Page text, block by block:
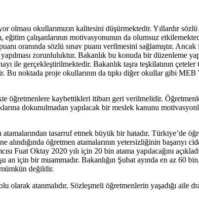
okullarımızın kalitesini düşürmektedir. Yıllardır
çalışanlarının motivasyonunun da olumsuz
oranında sözlü sınav puanı verilmesini sağlamıştır.
zorunluluktur. Bakanlık bu konuda bir düzenleme
ile gerçekleştirilmektedir. Bakanlık taşra teşkilatının
Bu noktada proje okullarının da tıpkı diğer okullar gibi
öğretmenlere kaybettikleri itibarı geri verilmelidir.
dokunulmadan yapılacak bir meslek kanunu
tasarruf etmek büyük bir hatadır. Türkiye’de
öğretmen atamalarının yetersizliğinin başarıyı
Fuat Oktay 2020 yılı için 20 bin atama yapılacağını
an için bir muammadır. Bakanlığın Şubat ayında en az 60
değildir.
atanmalıdır. Sözleşmeli öğretmenlerin yaşadığı aile